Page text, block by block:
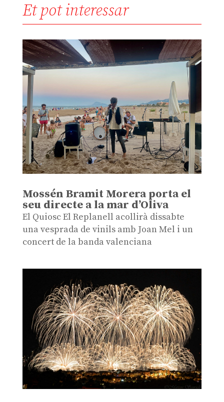
Et pot interessar
Mossén Bramit Morera porta el
seu directe a la mar d’Oliva
El Quiosc El Replanell acollirà dissabte
una vesprada de vinils amb Joan Mel i un
concert de la banda valenciana